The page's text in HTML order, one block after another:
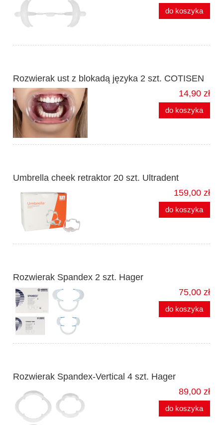
do koszyka
Rozwierak ust z blokadą języka 2 szt. COTISEN
14,90 zł
do koszyka
Umbrella cheek retraktor 20 szt. Ultradent
159,00 zł
do koszyka
Rozwierak Spandex 2 szt. Hager
75,00 zł
do koszyka
Rozwierak Spandex-Vertical 4 szt. Hager
89,00 zł
do koszyka